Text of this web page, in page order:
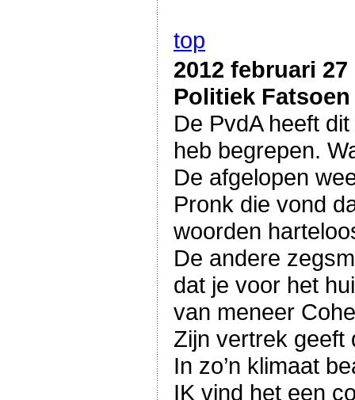
top
2012 februari 27
Politiek Fatsoen
De PvdA heeft
heb begrepen.
De afgelopen
Pronk die vond
woorden
De andere
dat je voor het
van meneer
Zijn vertrek geeft
In zo’n klimaat
IK vind het een